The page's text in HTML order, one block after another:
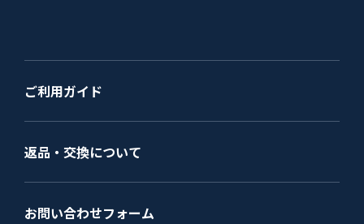
ご利用ガイド
返品・交換について
お問い合わせフォーム